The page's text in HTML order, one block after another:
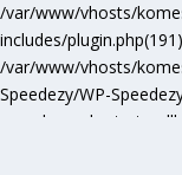
/var/www/vhosts/
includes/
/var/www/vhosts/
Speedezy/WP-